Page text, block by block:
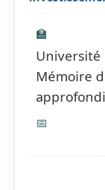
🏫
Université
Mémoire
📅